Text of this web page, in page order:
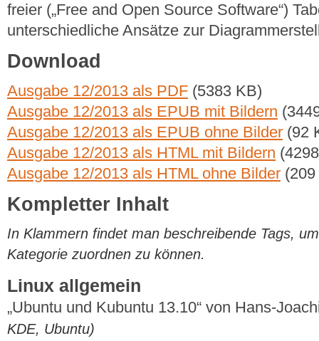
freier („Free and Open Source Software“)
unterschiedliche Ansätze zur
Download
Ausgabe 12/2013 als PDF (5383 KB)
Ausgabe 12/2013 als EPUB mit Bildern
Ausgabe 12/2013 als EPUB ohne Bilder (92
Ausgabe 12/2013 als HTML mit Bildern
Ausgabe 12/2013 als HTML ohne Bilder
Kompletter Inhalt
In Klammern findet man beschreibende Tags,
Kategorie zuordnen zu können.
Linux allgemein
„Ubuntu und Kubuntu 13.10“ von Hans-
KDE, Ubuntu)